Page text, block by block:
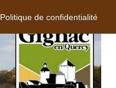
Politique de confidentialité